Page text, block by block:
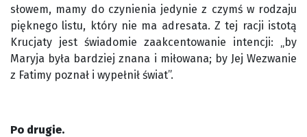
słowem, mamy do czynienia jedynie z czymś w rodzaju
pięknego listu, który nie ma adresata. Z tej racji istotą
Krucjaty jest świadomie zaakcentowanie intencji: „by
Maryja była bardziej znana i miłowana; by Jej Wezwanie
z Fatimy poznał i wypełnił świat”.
Po drugie.